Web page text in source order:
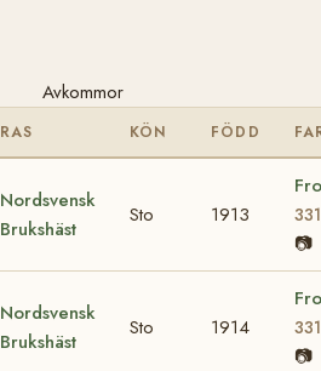
Avkommor
RAS KÖN FÖDD
Nordsvensk
Brukshäst
Sto 1913 331
📷
Nordsvensk
Brukshäst
Sto 1914 331
📷